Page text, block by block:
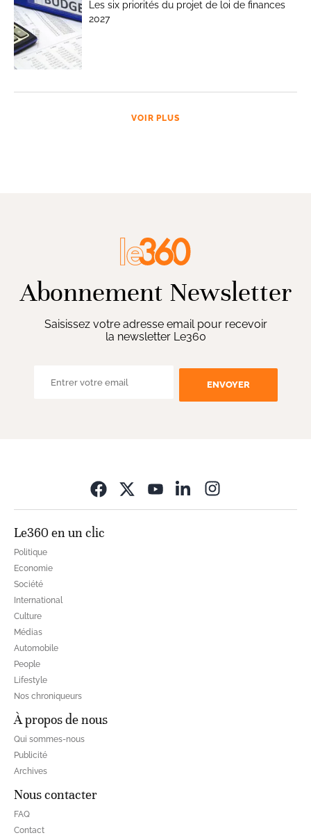
Les six priorités du projet de loi de finances
2027
VOIR PLUS
Abonnement Newsletter
Saisissez votre adresse email pour recevoir
la newsletter Le360
ENVOYER
Le360 en un clic
Politique
Economie
Société
International
Culture
Médias
Automobile
People
Lifestyle
Nos chroniqueurs
À propos de nous
Qui sommes-nous
Publicité
Archives
Nous contacter
FAQ
Contact